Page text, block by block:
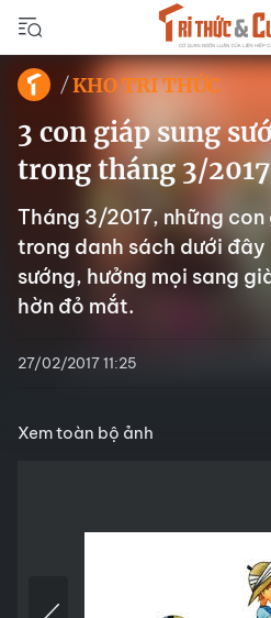
KHO TRI THỨC
3 con giáp sung
trong tháng 3/2017
Tháng 3/2017, những
trong danh sách dưới đây
sướng, hưởng mọi sang
hờn đỏ mắt.
27/02/2017 11:25
Xem toàn bộ ảnh